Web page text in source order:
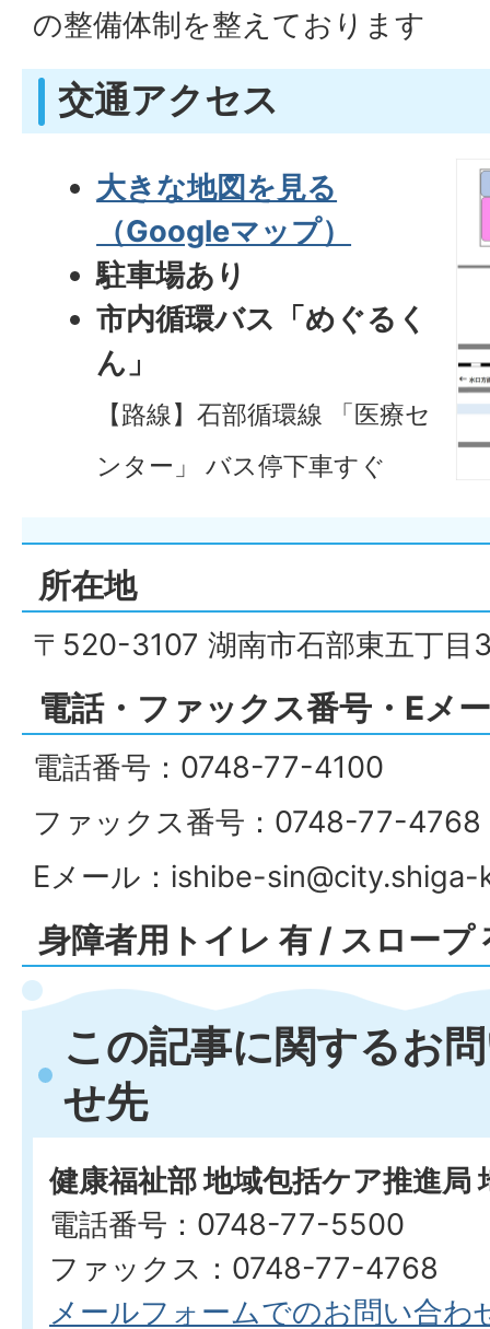
の整備体制を整えております
交通アクセス
大きな地図を見る
（Googleマップ）
駐車場あり
市内循環バス「めぐるく
ん」
【路線】石部循環線 「医療セ
ンター」 バス停下車すぐ
所在地
〒520-3107 湖南市石部東五丁
電話・ファックス番号・Eメ
電話番号：0748-77-4100
ファックス番号：0748-77-
Eメール： ishibe-sin@city.shiga-
身障者用トイレ 有 / スロープ
この記事に関するお
せ先
健康福祉部 地域包括ケア推進局
電話番号：0748-77-5500
ファックス：0748-77-4768
メールフォームでのお問い合わ